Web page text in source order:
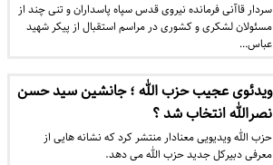
سردار قاآنی فرمانده نیروی قدس سپاه پاسداران و تنی چند از
مسئولان لشکری و کشوری در مراسم استقبال از پیکر شهید
عباس…
ویدئوی عجیب حزب الله ؛ جانشین سید حسن
نصرالله انتخاب شد ؟
حزب الله ویدیویی معنادار منتشر کرد که نشانه هایی از
معرفی دبیرکل جدید حزب الله می دهد.